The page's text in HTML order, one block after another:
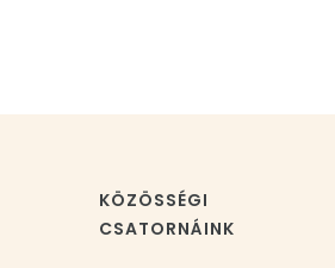
KÖZÖSSÉGI
CSATORNÁINK